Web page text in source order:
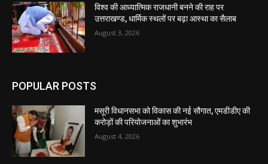
विश्व की आध्यात्मिक राजधानी बनने की राह पर
उत्तराखण्ड, धार्मिक स्थलों पर बढ़ा आस्था का सैलाब
August 3, 2026
POPULAR POSTS
मसूरी विधानसभा को विकास की नई सौगात, एमडीडीए की
करोड़ों की परियोजनाओं का शुभारंभ
August 4, 2026